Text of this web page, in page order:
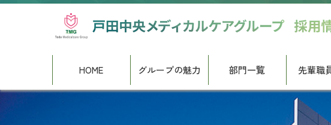
HOME グループの魅力 部門一覧 先輩職